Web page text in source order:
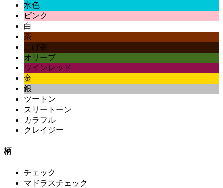
水色
ピンク
白
茶
こげ茶
オリーブ
ワインレッド
金
銀
ツートン
スリートーン
カラフル
クレイジー
柄
チェック
マドラスチェック